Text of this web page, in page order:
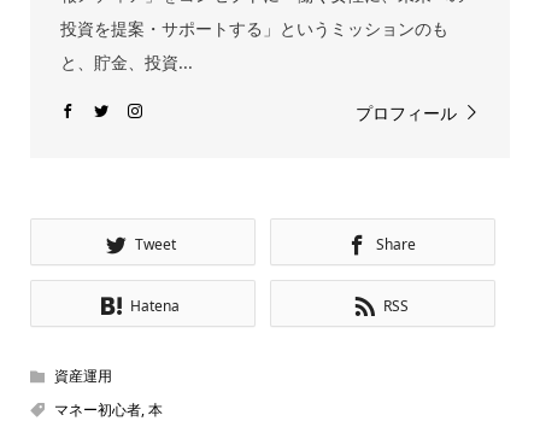
投資を提案・サポートする」というミッションのも
と、貯金、投資...
プロフィール
Tweet Share
Hatena RSS
資産運用
マネー初心者,本